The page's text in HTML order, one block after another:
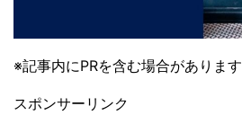
※記事内にPRを含む場合があります
スポンサーリンク